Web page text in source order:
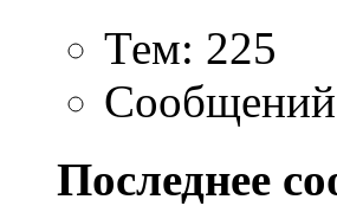
Тем: 225
Последнее